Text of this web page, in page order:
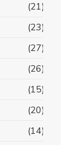
(21)
(23)
(27)
(26)
(15)
(20)
(14)